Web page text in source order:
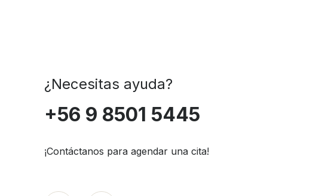
¿Necesitas ayuda?
+56 9 8501 5445
¡Contáctanos para agendar una cita!